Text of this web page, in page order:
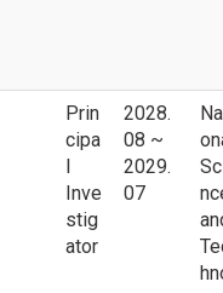
Prin
cipa
Inve
stig
ator
2028.
08 ~
2029.
07